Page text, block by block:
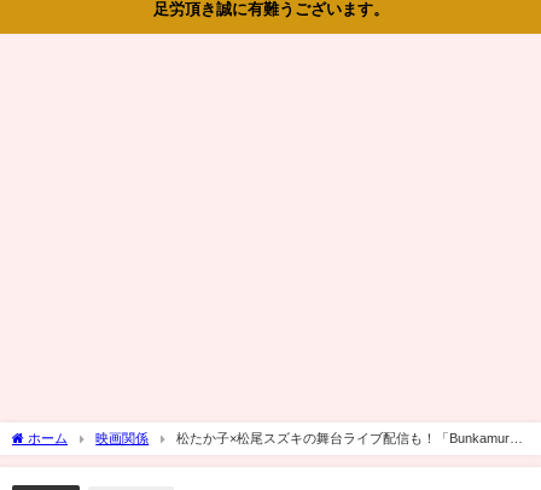
足労頂き誠に有難うございます。
ホーム 映画関係
松たか子×松尾スズキの舞台ライブ配信も！「Bunkamura
STREAMING」スタート